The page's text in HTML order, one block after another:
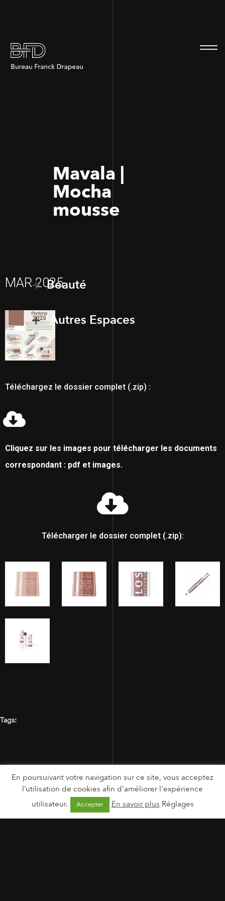
Mavala |
Mocha
mousse
MAR 2025Beauté
Autres Espaces
Téléchargez le dossier complet (.zip) :
Cliquez sur les images pour télécharger les documents
correspondant : pdf et images.
Télécharger le dossier complet (.zip):
Tags:
En poursuivant votre navigation sur ce site, vous acceptez
l’utilisation de cookies afin d'améliorer l'expérience
utilisateur.
Accepter En savoir plus Réglages